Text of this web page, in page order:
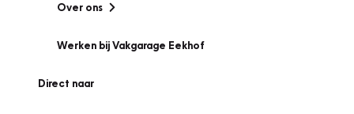
Over ons
Werken bij Vakgarage Eekhof
Direct naar